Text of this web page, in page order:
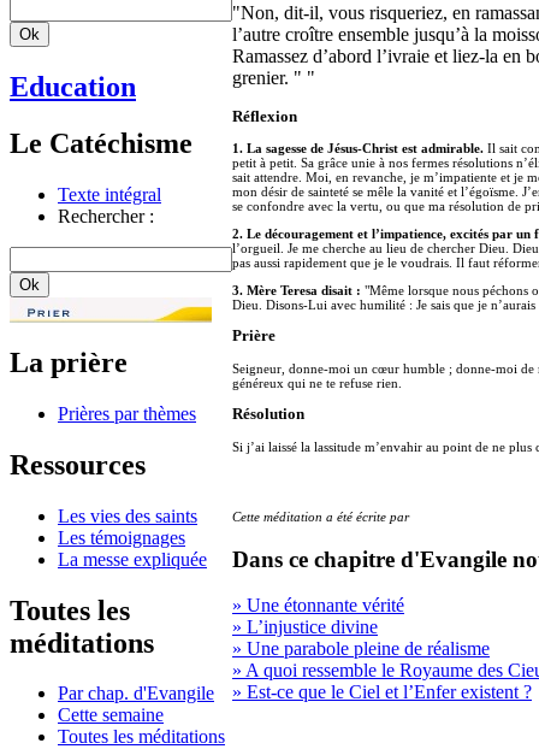
Education
Le Catéchisme
Texte intégral
Rechercher :
La prière
Prières par thèmes
Ressources
Les vies des saints
Les témoignages
La messe expliquée
Toutes les
méditations
Par chap. d'Evangile
Cette semaine
Toutes les méditations
"Non, dit-il, vous risqueriez, en
l’autre croître ensemble jusqu’à la
Ramassez d’abord l’ivraie et liez-la en
grenier. " "
Réflexion
1. La sagesse de Jésus-Christ est admirable. Il sait
petit à petit. Sa grâce unie à nos fermes résolutions
sait attendre. Moi, en revanche, je m’impatiente et je
mon désir de sainteté se mêle la vanité et l’égoïsme.
se confondre avec la vertu, ou que ma résolution de
2. Le découragement et l’impatience, excités par un
l’orgueil. Je me cherche au lieu de chercher Dieu.
pas aussi rapidement que je le voudrais. Il faut
3. Mère Teresa disait : "Même lorsque nous péchons
Dieu. Disons-Lui avec humilité : Je sais que je
Prière
Seigneur, donne-moi un cœur humble ; donne-moi de
généreux qui ne te refuse rien.
Résolution
Si j’ai laissé la lassitude m’envahir au point de ne
Cette méditation a été écrite par
Dans ce chapitre d'Evangile
» Une étonnante vérité
» L’injustice divine
» Une parabole pleine de réalisme
» A quoi ressemble le Royaume des
» Est-ce que le Ciel et l’Enfer existent ?